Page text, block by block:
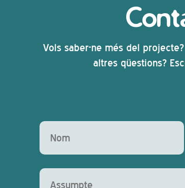
Vols saber-ne més del
altres qüestions?
Deixeu aquest camp buit.